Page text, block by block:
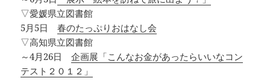
▽愛媛県立図書館
5月5日春のたっぷりおはなし会
▽高知県立図書館
～4月26日企画展「こんなお金があったらいいなコン
テスト２０１２」